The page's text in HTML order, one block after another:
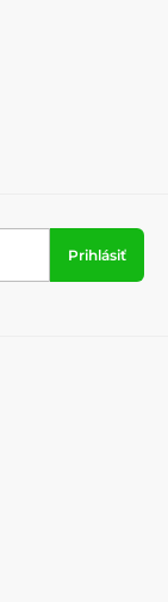
Prihlásiť